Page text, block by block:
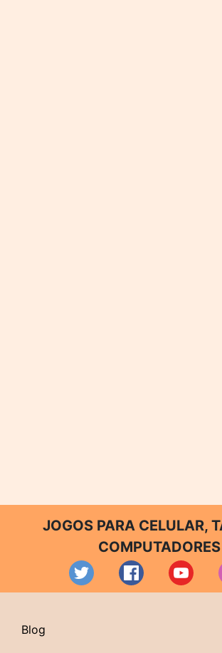
JOGOS PARA CELULAR,
COMPUTADORES
Blog